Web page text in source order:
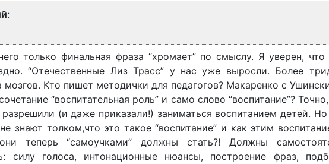
:
только финальная фраза “хромает” по смыслу. Я уверен, что
“Отечественные Лиз Трасс” у нас уже выросли. Более
Кто пишет методички для педагогов? Макаренко с
“воспитательная роль” и само слово “воспитание”?
(и даже приказали!) заниматься воспитанием детей.
знают толком,что это такое “воспитание” и как этим
теперь “самоучками” должны стать?! Должны
силу голоса, интонационные нюансы, построение фраз,